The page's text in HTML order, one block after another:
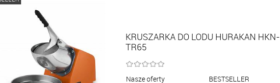
KRUSZARKA DO LODU HURAKAN HKN-
TR65
Nasze oferty
BESTSELLER